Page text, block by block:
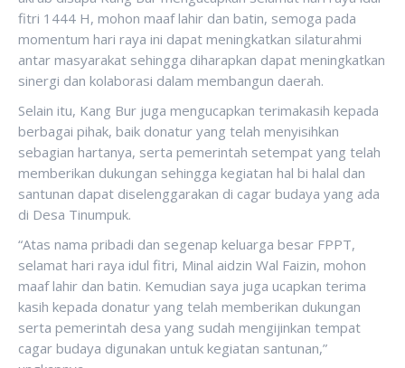
fitri 1444 H, mohon maaf lahir dan batin, semoga pada
momentum hari raya ini dapat meningkatkan silaturahmi
antar masyarakat sehingga diharapkan dapat meningkatkan
sinergi dan kolaborasi dalam membangun daerah.
Selain itu, Kang Bur juga mengucapkan terimakasih kepada
berbagai pihak, baik donatur yang telah menyisihkan
sebagian hartanya, serta pemerintah setempat yang telah
memberikan dukungan sehingga kegiatan hal bi halal dan
santunan dapat diselenggarakan di cagar budaya yang ada
di Desa Tinumpuk.
“Atas nama pribadi dan segenap keluarga besar FPPT,
selamat hari raya idul fitri, Minal aidzin Wal Faizin, mohon
maaf lahir dan batin. Kemudian saya juga ucapkan terima
kasih kepada donatur yang telah memberikan dukungan
serta pemerintah desa yang sudah mengijinkan tempat
cagar budaya digunakan untuk kegiatan santunan,”